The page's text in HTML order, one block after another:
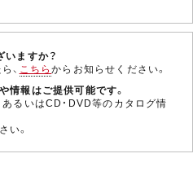
ますか？
、 こちらからお知らせください。
報はご提供可能です。
るいはCD・DVD等のカタログ情
い。